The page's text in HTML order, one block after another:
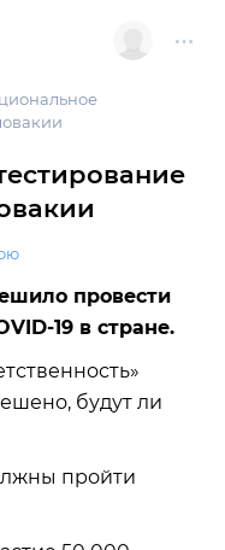
провести
19 в стране.
будут ли
пройти